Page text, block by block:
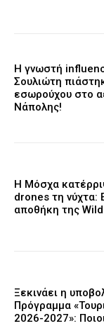
Η γνωστή
Σουλιώτη
εσωρούχου στο
Νάπολης!
Η Μόσχα
drones τη νύχτα:
αποθήκη της
Ξεκινάει η
Πρόγραμμα
2026-2027»: